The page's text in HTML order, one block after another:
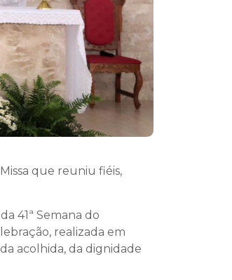
que reuniu fiéis,
41ª Semana do
realizada em
acolhida, da dignidade